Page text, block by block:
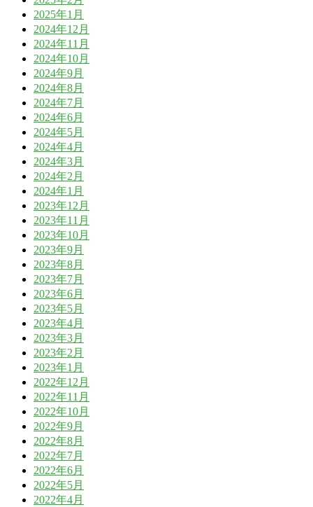
2025年1月
2024年12月
2024年11月
2024年10月
2024年9月
2024年8月
2024年7月
2024年6月
2024年5月
2024年4月
2024年3月
2024年2月
2024年1月
2023年12月
2023年11月
2023年10月
2023年9月
2023年8月
2023年7月
2023年6月
2023年5月
2023年4月
2023年3月
2023年2月
2023年1月
2022年12月
2022年11月
2022年10月
2022年9月
2022年8月
2022年7月
2022年6月
2022年5月
2022年4月